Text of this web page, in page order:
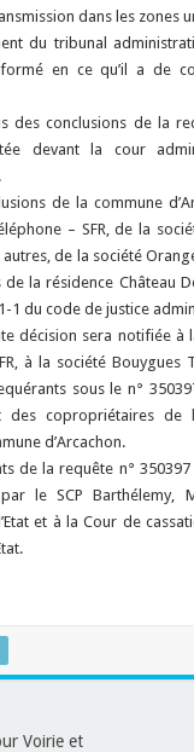
dans les zones
du tribunal
en ce qu’il a de
des conclusions de la
devant la cour
de la commune
– SFR, de la
de la société
la résidence Château
1 du code de justice
décision sera notifiée à
à la société Bouygues
sous le n°
des copropriétaires de
d’Arcachon.
de la requête n°
le SCP Barthélemy,
et à la Cour de
Voirie et